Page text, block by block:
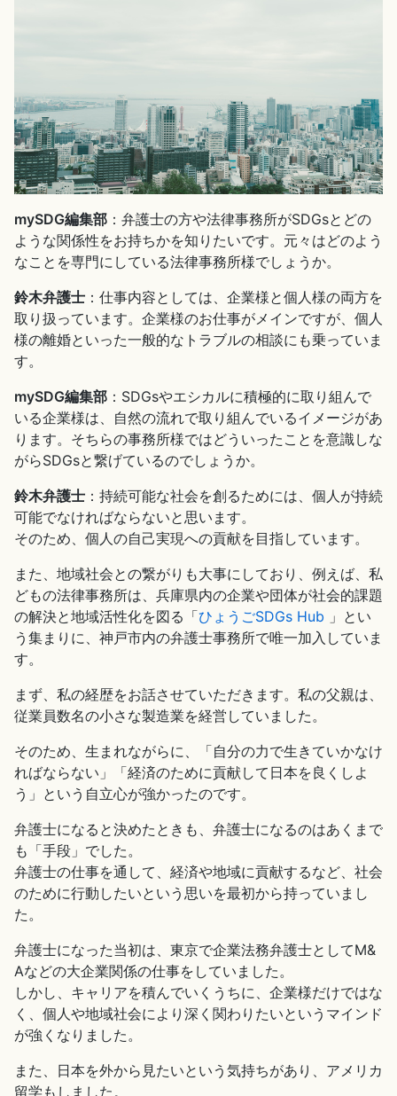
mySDG編集部 ：弁護士の方や法律事務所がSDGsとどの
ような関係性をお持ちかを知りたいです。元々はどのよう
なことを専門にしている法律事務所様でしょうか。
鈴木弁護士 ：仕事内容としては、企業様と個人様の両方を
取り扱っています。企業様のお仕事がメインですが、個人
様の離婚といった一般的なトラブルの相談にも乗っていま
す。
mySDG編集部 ：SDGsやエシカルに積極的に取り組んで
いる企業様は、自然の流れで取り組んでいるイメージがあ
ります。そちらの事務所様ではどういったことを意識しな
がらSDGsと繋げているのでしょうか。
鈴木弁護士 ：持続可能な社会を創るためには、個人が持続
可能でなければならないと思います。
そのため、個人の自己実現への貢献を目指しています。
また、地域社会との繋がりも大事にしており、例えば、私
どもの法律事務所は、兵庫県内の企業や団体が社会的課題
の解決と地域活性化を図る「ひょうごSDGs Hub 」とい
う集まりに、神戸市内の弁護士事務所で唯一加入していま
す。
まず、私の経歴をお話させていただきます。私の父親は、
従業員数名の小さな製造業を経営していました。
そのため、生まれながらに、「自分の力で生きていかなけ
ればならない」「経済のために貢献して日本を良くしよ
う」という自立心が強かったのです。
弁護士になると決めたときも、弁護士になるのはあくまで
も「手段」でした。
弁護士の仕事を通して、経済や地域に貢献するなど、社会
のために行動したいという思いを最初から持っていまし
た。
弁護士になった当初は、東京で企業法務弁護士としてM&
Aなどの大企業関係の仕事をしていました。
しかし、キャリアを積んでいくうちに、企業様だけではな
く、個人や地域社会により深く関わりたいというマインド
が強くなりました。
また、日本を外から見たいという気持ちがあり、アメリカ
留学もしました。